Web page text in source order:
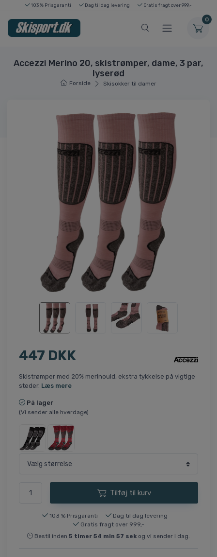
103 % Prisgaranti Dag til dag levering Gratis fragt over 999,-
0
Accezzi Merino 20, skistrømper, dame, 3 par,
lyserød
Forside Skisokker til damer
447 DKK
Skistrømper med 20% merinould, ekstra tykkelse på vigtige
steder. Læs mere
På lager
(Vi sender alle hverdage)
Tilføj til kurv
103 % Prisgaranti
Dag til dag levering
Gratis fragt over 999,-
Bestil inden 5 timer 54 min 56 sek og vi sender i dag.